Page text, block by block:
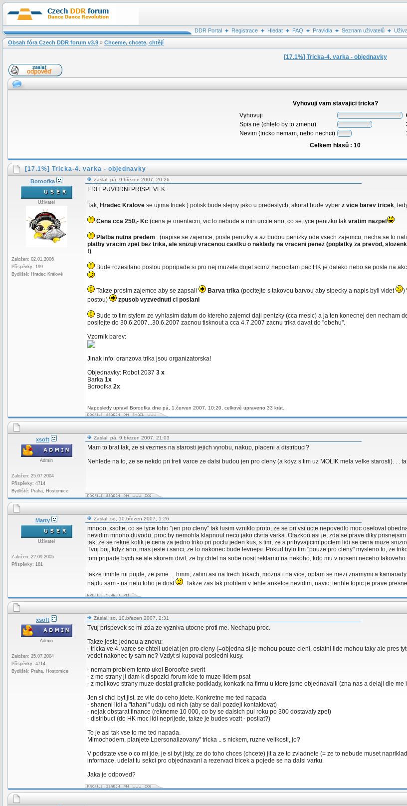
DDR Portal Registrace Hledat FAQ Pravidla Seznam uživatelů
Obsah fóra Czech DDR forum v3.9 » Chceme, chcete, chtějí
[17.1%] Tricka-4. varka - objednavky
Vyhovuji vam stavajici tricka?
Vyhovuji
Spis ne (chtelo by to zmenu)
Nevim (tricko nemam, nebo nechci)
Celkem hlasů : 10
[17.1%] Tricka-4. varka - objednavky
Boroofka
Uživatel
Založen: 02.01.2006
Příspěvky: 199
Bydliště: Hradec Králové
Zaslal: pá, 9.březen 2007, 20:26
EDIT PUVODNI PRISPEVEK:
Tak, Hradec Kralove se ujima tricek:) potisk bude stejny jako u predeslych, akorat bude vyber z vice barev tricek,
Cena cca 250,- Kc (cena je orientacni, vic to nebude a min urcite ano, co se tyce penizku tak vratim nazpet
Platba nutna predem...(napise se zajemce, posle penizky a az budou penizky ode vsech zajemcu, necha se to
platby vracim zpet bez trika, ale snizuji vracenou castku o naklady na vraceni penez (poplatky za prevod,
!)
Bude rozesilano postou popripade si pro nej muzete dojet scimz nepocitam pac HK je daleko nebo se posle na
Takze prosim zajemce aby se zapsali Barva trika (pocitejte s takovou barvou aby sipecky a napis byli videt )
postou)
zpusob vyzvednuti ci poslani
Bude to tim stylem ze vyhlasim datum do ktereho zajemci daji penizky (cca mesic) a ja ten konecnej den
posilejte do 30.6.2007...30.6.2007 zacnou tisknout a cca 4.7.2007 zacnu trika davat do "obehu".
Vzornik barev:
Jinak info: oranzova trika jsou organizatorska!
Objednavky: Robot 2037 3 x
Barka 1x
Boroofka 2x
Naposledy upravil Boroofka dne pá, 1.červen 2007, 10:20, celkově upraveno 33 krát.
xsoft
Admin
Založen: 25.07.2004
Příspěvky: 4714
Bydliště: Praha, Hostomice
Zaslal: pá, 9.březen 2007, 21:03
Mam to brat tak, ze si vezmes na starosti jejich vyrobu, nakup, placeni a distribuci?
Nehlede na to, ze se nekdo pri treti varce ze dalsi budou jen pro cleny (a kdyz s tim uz MOLIK mela velke starosti). . .
Marty
Uživatel
Založen: 22.09.2005
Příspěvky: 181
Zaslal: so, 10.březen 2007, 1:26
mnooo, xsofte, co se tyce toho "jen pro cleny" tak tusim vzniklo proto, ze se pri vsi ucte nepovedlo moc osefovat
nevidim mnoho duvodu, proc by nemohla klapnout neco jako ctvrta varka. Otazkou asi je, zda se prave diky
tak, ze se rekne kolik je cena za jedno triko pri poctu jeden kus, s tim, ze s pribyvajicim poctem lidi se cena muze
Tvuj boj, kdyz ano, mas jeste i sanci, ze to nakonec bude levnejsi. Pokud bylo tim "pouze pro cleny" mysleno to, ze
tom pripade bych se ale skorem divil, ze by chtel na sobe nosit reklamu na nekoho, kdo mu v noseni neceho takoveho
takze timhle mi prijde, ze jsme ... hmm, zatim asi na trech trikach, mozna i na vice, optam se mezi znamymi a kamarady
najdu sam - na netu toho je dost
. Takze zas tak problem v tehle anketce nevidim, navic, tenhle topic je prave
xsoft
Admin
Založen: 25.07.2004
Příspěvky: 4714
Bydliště: Praha, Hostomice
Zaslal: so, 10.březen 2007, 2:31
Tvuj prispevek se mi zda ze vyzniva utocne proti me. Nechapu proc.
Takze jeste jednou a znovu:
- tricka ve 4. varce se chteli udelat jen pro cleny (=objedna si je mohou pouze cleni, ostatni lide mohou taky ale pres
vedet nakonec ty sam ne? Vzdyt si kupoval posledni kusy.
- nemam problem tento ukol Boroofce sverit
- z me strany ji dam k dispozici forum kde to muze lidem psat
- z molikovo strany muze dostat graficke podklady, konkatk na firmu u ktere jsme objednavalli (zna nas a delaji dle me
Jen si chci byt jist, ze vite do ceho jdete. Konkretne me ted napada
- shaneni lidi a "tahani" udaju od nich (aby se dali pozdeji kontaktovat)
- nejak obstarat finance (rekneme 10 000, co by se dalsich pul roku po 300 dostavaly zpet)
- distribuci (do HK moc lidi neprijede, takze je budes vozit - posilat?)
To je asi tak vse to me ted napada.
Mimochodem, planjete Lpersonalizovany" tricka .. s nickem, ruzne velikosti, jo?
V podstate vse o co mi jde, je si byt jisty, ze do toho chces (chcete) jit a ze to zvladnete (= ze to nebude muset
informace, udelat tu sekci pro objednavani a rezervaci tricek a pojede se na dalsi varku.
Jaka je odpoved?